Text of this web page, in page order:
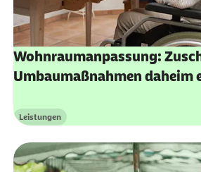
Wohnraumanpassung:
Umbaumaßnahmen daheim